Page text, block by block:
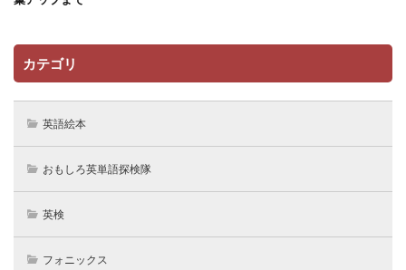
カテゴリ
英語絵本
おもしろ英単語探検隊
英検
フォニックス